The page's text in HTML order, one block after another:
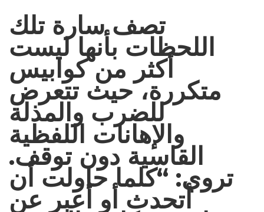
تصف سارة تلك
اللحظات بأنها ليست
أكثر من كوابيس
متكررة، حيث تتعرض
للضرب والمذلة
والإهانات اللفظية
القاسية دون توقف.
تروي: “كلما حاولت أن
أتحدث أو أعبر عن